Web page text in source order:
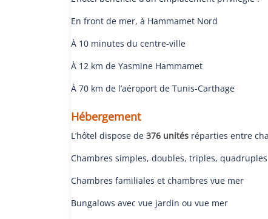
En front de mer, à Hammamet Nord
À 10 minutes du centre-ville
À 12 km de Yasmine Hammamet
À 70 km de l’aéroport de Tunis-Carthage
Hébergement
L’hôtel dispose de 376 unités réparties entre
Chambres simples, doubles, triples, quadruples
Chambres familiales et chambres vue mer
Bungalows avec vue jardin ou vue mer